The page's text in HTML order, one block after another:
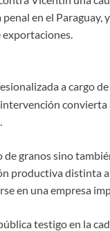
en el Paraguay,
exportaciones.
a cargo de
granos sino
productiva distinta
en una empresa
testigo en la